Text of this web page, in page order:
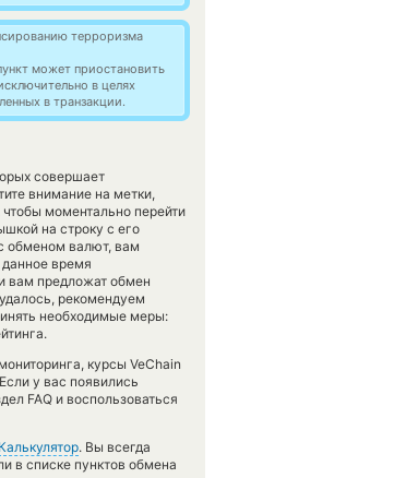
терроризма
может приостановить
в целях
в транзакции.
совершает
внимание на метки,
моментально перейти
на строку с его
обменом валют, вам
время
вам предложат обмен
рекомендуем
необходимые меры:
курсы VeChain
у вас появились
FAQ и воспользоваться
Калькулятор. Вы всегда
в списке пунктов обмена